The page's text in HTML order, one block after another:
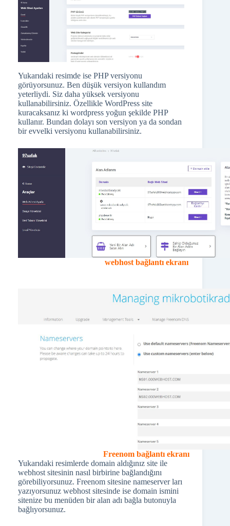
Yukarıdaki resimde ise PHP versiyonu
görüyorsunuz. Ben düşük versiyon kullandım
yeterliydi. Siz daha yüksek versiyonu
kullanabilirsiniz. Özellikle WordPress site
kuracaksanız ki wordpress yoğun şekilde PHP
kullanır. Bundan dolayı son versiyon ya da sondan
bir evvelki versiyonu kullanabilirsiniz.
webhost bağlantı ekranı
Freenom bağlantı ekranı
Yukarıdaki resimlerde domain aldığınız site ile
webhost sitesinin nasıl birbirine bağlandığını
görebiliyorsunuz. Freenom sitesine nameserver ları
yazıyorsunuz webhost sitesinde ise domain ismini
sitenize bu menüden bir alan adı bağla butonuyla
bağlıyorsunuz.